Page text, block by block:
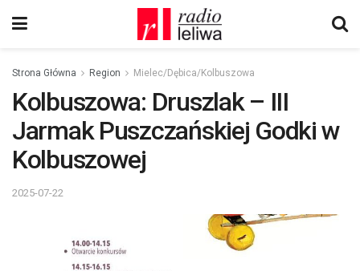
Strona Główna Region Mielec/Dębica/Kolbuszowa
Kolbuszowa: Druszlak – III
Jarmak Puszczańskiej Godki w
Kolbuszowej
2025-07-22